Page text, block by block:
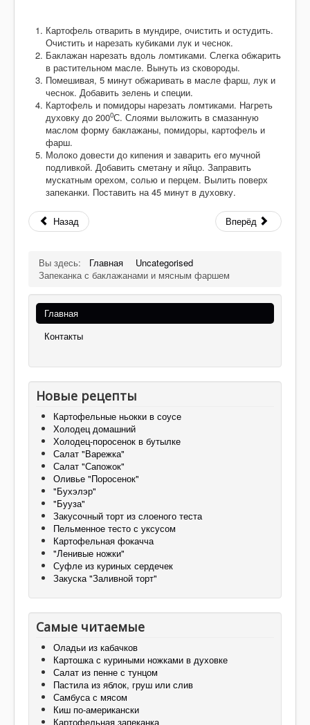
Картофель отварить в мундире, очистить и остудить.
Очистить и нарезать кубиками лук и чеснок.
Баклажан нарезать вдоль ломтиками. Слегка обжарить
в растительном масле. Вынуть из сковороды.
Помешивая, 5 минут обжаривать в масле фарш, лук и
чеснок. Добавить зелень и специи.
Картофель и помидоры нарезать ломтиками. Нагреть
духовку до 2000С. Слоями выложить в смазанную
маслом форму баклажаны, помидоры, картофель и
фарш.
Молоко довести до кипения и заварить его мучной
подливкой. Добавить сметану и яйцо. Заправить
мускатным орехом, солью и перцем. Вылить поверх
запеканки. Поставить на 45 минут в духовку.
Назад Вперёд
Вы здесь: Главная
Uncategorised
Запеканка с баклажанами и мясным фаршем
Главная
Контакты
Новые рецепты
Картофельные ньокки в соусе
Холодец домашний
Холодец-поросенок в бутылке
Салат "Варежка"
Салат "Сапожок"
Оливье "Поросенок"
"Бухэлэр"
"Бууза"
Закусочный торт из слоеного теста
Пельменное тесто с уксусом
Картофельная фокачча
"Ленивые ножки"
Суфле из куриных сердечек
Закуска "Заливной торт"
Самые читаемые
Оладьи из кабачков
Картошка с куриными ножками в духовке
Салат из пенне с тунцом
Пастила из яблок, груш или слив
Самбуса с мясом
Киш по-американски
Картофельная запеканка